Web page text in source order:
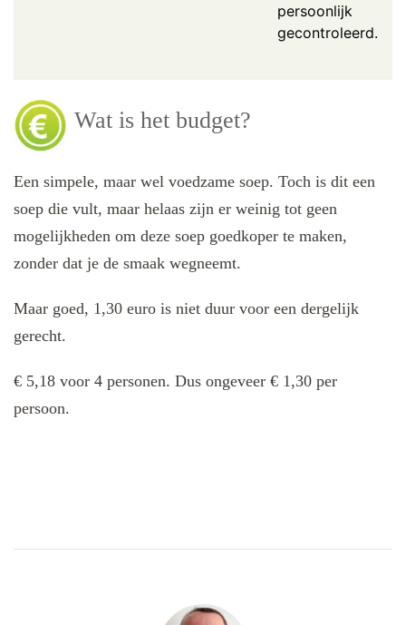
persoonlijk
gecontroleerd.
Wat is het budget?
Een simpele, maar wel voedzame soep. Toch is dit een
soep die vult, maar helaas zijn er weinig tot geen
mogelijkheden om deze soep goedkoper te maken,
zonder dat je de smaak wegneemt.
Maar goed, 1,30 euro is niet duur voor een dergelijk
gerecht.
€ 5,18 voor 4 personen. Dus ongeveer € 1,30 per
persoon.